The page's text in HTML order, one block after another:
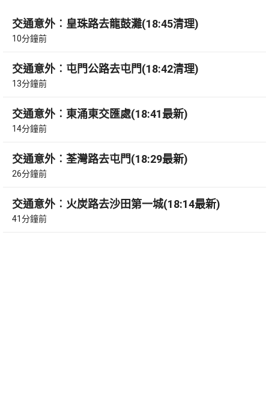
交通意外︰皇珠路去龍鼓灘(18:45清理)
10分鐘前
交通意外︰屯門公路去屯門(18:42清理)
13分鐘前
交通意外︰東涌東交匯處(18:41最新)
14分鐘前
交通意外︰荃灣路去屯門(18:29最新)
26分鐘前
交通意外︰火炭路去沙田第一城(18:14最新)
41分鐘前